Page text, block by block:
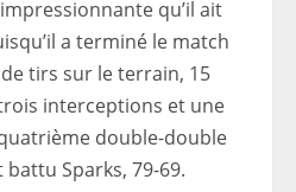
qu’il ait
a terminé le match
tirs sur le terrain, 15
interceptions et une
double-double
battu Sparks, 79-69.